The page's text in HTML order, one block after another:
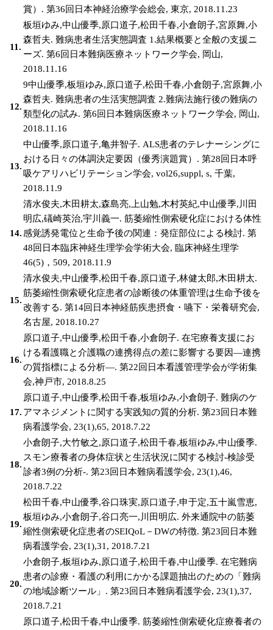
賞）. 第36回日本神経治療学会総会, 東京, 2018.11.23
11.
板垣ゆみ,中山優季,原口道子,松田千春,小倉朗子,宮原舞,小
森哲夫. 難病患者生活実態調査 1.結果概要と全般の支援ニ
ーズ. 第6回日本難病医療ネットワーク学会, 岡山,
2018.11.16
12.
9中山優季,板垣ゆみ,原口道子,松田千春,小倉朗子,宮原舞,小
森哲夫. 難病患者の生活実態調査 2.難病法施行後の難病の
類型化の試み. 第6回日本難病医療ネットワーク学会, 岡山,
2018.11.16
13.
中山優季,原口道子,亀井智子. ALS患者のテレナーシングに
おける日々の体調決定要因（優秀演題賞）. 第28回日本呼
吸ケアリハビリテーション学会, vol26,suppl, s, 千葉,
2018.11.9
14.
清水俊夫,木田耕太,森島亮,上山勉,木村英紀,中山優季,川田
明広,礒崎英治,宇川義一. 筋萎縮性側索硬化症における体性
感覚誘発電位と生命予後の関連：発症部位による検討. 第
48回日本臨床神経生理学会学術大会, 臨床神経生理学
46(5)，509, 2018.11.9
15.
清水俊夫,中山優季,松田千春,原口道子,林健太郎,木田耕太.
筋萎縮性側索硬化症患者の診断後の体重管理は生命予後を
改善する. 第14回日本神経筋疾患摂食・嚥下・栄養研究会,
名古屋, 2018.10.27
16.
原口道子,中山優季,松田千春,小倉朗子. 在宅療養支援にお
ける看護職と介護職の連携得点の差に影響する要因―連携
の質指標による分析―. 第22回日本看護管理学会が学術集
会,神戸市, 2018.8.25
17.
原口道子,中山優季,松田千春,板垣ゆみ,小倉朗子. 難病のケ
アマネジメントに関する実践知の質的分析. 第23回日本難
病看護学会, 23(1),65, 2018.7.22
18.
小倉朗子,大竹敏之,原口道子,松田千春,板垣ゆみ,中山優季.
スモン療養者の身体症状と生活状況に関する検討-検診受
診者3例の分析-. 第23回日本難病看護学会, 23(1),46,
2018.7.22
19.
松田千春,中山優季,谷口珠実,原口道子,申于定,五十嵐雪恵,
板垣ゆみ,小倉朗子,谷口亮一,川田明広. 外来通院中の筋萎
縮性側索硬化症患者のSEIQoL－DWの特徴. 第23回日本難
病看護学会, 23(1),31, 2018.7.21
20.
小倉朗子,板垣ゆみ,原口道子,松田千春,中山優季. 在宅難病
患者の診療・看護の利用にかかる課題抽出のための「難病
の地域診断ツール」. 第23回日本難病看護学会, 23(1),37,
2018.7.21
原口道子,松田千春,中山優季. 筋萎縮性側索硬化症療養者の